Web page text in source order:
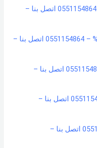
دينا نقل عفش بحائل – خصم 35 % – 0551154864 اتصل بنا –
شركة تنظيف خزانات بحائل خصم 35% – 0551154864 اتصل بنا –
شركة تنظيف كنب بحفر الباطن – 0551154864 اتصل بنا –
شركة نقل عفش بحفر الباطن – 0551154864 اتصل بنا –
شركة تنظيف كنب بسكاكا – 0551154864 اتصل بنا –